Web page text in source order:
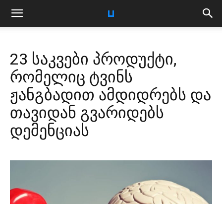
23 საკვები პროდუქტი,
რომელიც ტვინს
ჟანგბადით ამდიდრებს და
თავიდან გვარიდებს
დემენციას